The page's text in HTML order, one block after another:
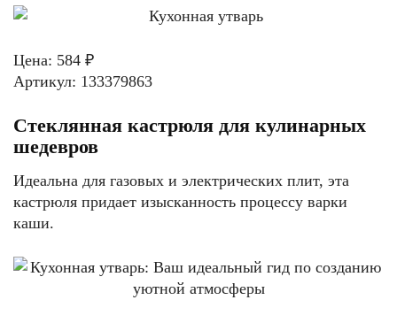
Цена: 584 ₽
Артикул: 133379863
Стеклянная кастрюля для кулинарных
шедевров
Идеальна для газовых и электрических плит, эта
кастрюля придает изысканность процессу варки
каши.